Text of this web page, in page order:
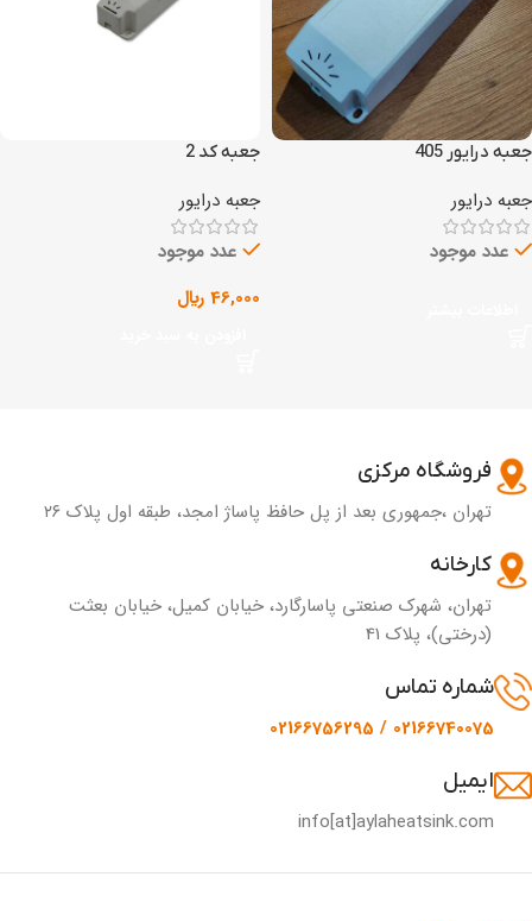
جعبه درایور 405
جعبه درایور
عدد موجود
جعبه کد 2
جعبه درایور
عدد موجود
46,000 ﷼
فروشگاه مرکزی
تهران ،جمهوری بعد از پل حافظ پاساژ امجد، طبقه اول پلاک ۲۶
کارخانه
تهران، شهرک صنعتی پاسارگارد، خیابان کمیل، خیابان بعثت
(درختی)، پلاک 41
شماره تماس
02166740075 / 02166756295
ایمیل
info[at]aylaheatsink.com